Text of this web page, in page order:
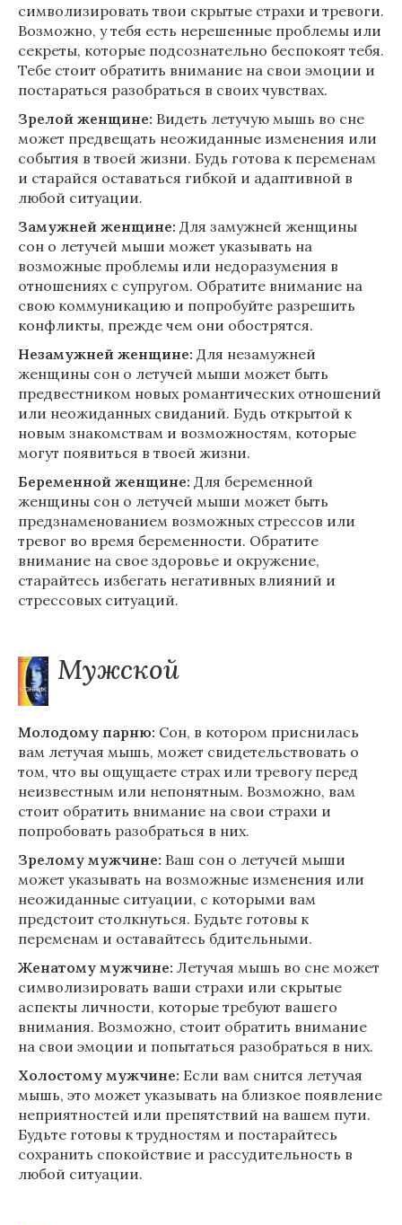
символизировать твои скрытые страхи и тревоги.
Возможно, у тебя есть нерешенные проблемы или
секреты, которые подсознательно беспокоят тебя.
Тебе стоит обратить внимание на свои эмоции и
постараться разобраться в своих чувствах.
Зрелой женщине: Видеть летучую мышь во сне
может предвещать неожиданные изменения или
события в твоей жизни. Будь готова к переменам
и старайся оставаться гибкой и адаптивной в
любой ситуации.
Замужней женщине: Для замужней женщины
сон о летучей мыши может указывать на
возможные проблемы или недоразумения в
отношениях с супругом. Обратите внимание на
свою коммуникацию и попробуйте разрешить
конфликты, прежде чем они обострятся.
Незамужней женщине: Для незамужней
женщины сон о летучей мыши может быть
предвестником новых романтических отношений
или неожиданных свиданий. Будь открытой к
новым знакомствам и возможностям, которые
могут появиться в твоей жизни.
Беременной женщине: Для беременной
женщины сон о летучей мыши может быть
предзнаменованием возможных стрессов или
тревог во время беременности. Обратите
внимание на свое здоровье и окружение,
старайтесь избегать негативных влияний и
стрессовых ситуаций.
Мужской
Молодому парню: Сон, в котором приснилась
вам летучая мышь, может свидетельствовать о
том, что вы ощущаете страх или тревогу перед
неизвестным или непонятным. Возможно, вам
стоит обратить внимание на свои страхи и
попробовать разобраться в них.
Зрелому мужчине: Ваш сон о летучей мыши
может указывать на возможные изменения или
неожиданные ситуации, с которыми вам
предстоит столкнуться. Будьте готовы к
переменам и оставайтесь бдительными.
Женатому мужчине: Летучая мышь во сне может
символизировать ваши страхи или скрытые
аспекты личности, которые требуют вашего
внимания. Возможно, стоит обратить внимание
на свои эмоции и попытаться разобраться в них.
Холостому мужчине: Если вам снится летучая
мышь, это может указывать на близкое появление
неприятностей или препятствий на вашем пути.
Будьте готовы к трудностям и постарайтесь
сохранить спокойствие и рассудительность в
любой ситуации.